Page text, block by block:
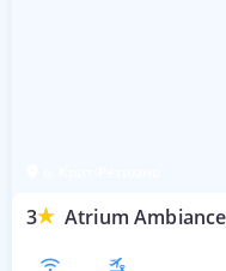
3 Atrium Ambiance